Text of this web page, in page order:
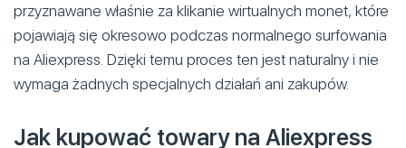
przyznawane właśnie za klikanie wirtualnych monet, które
pojawiają się okresowo podczas normalnego surfowania
na Aliexpress. Dzięki temu proces ten jest naturalny i nie
wymaga żadnych specjalnych działań ani zakupów.
Jak kupować towary na Aliexpress